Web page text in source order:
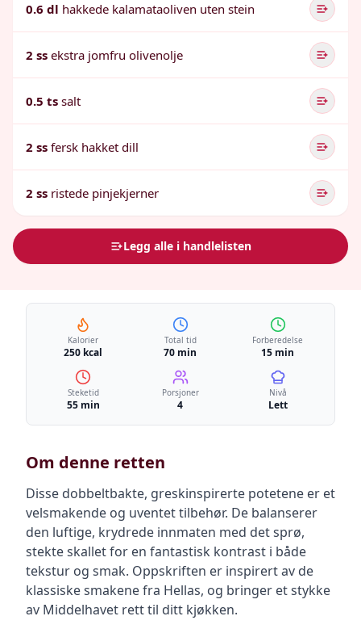
0.6 dl hakkede kalamataoliven uten stein
2 ss ekstra jomfru olivenolje
0.5 ts salt
2 ss fersk hakket dill
2 ss ristede pinjekjerner
Legg alle i handlelisten
Kalorier
250 kcal
Total tid
70 min
Forberedelse
15 min
Steketid
55 min
Porsjoner
4
Nivå
Lett
Om denne retten
Disse dobbeltbakte, greskinspirerte potetene er et
velsmakende og uventet tilbehør. De balanserer
den luftige, krydrede innmaten med det sprø,
stekte skallet for en fantastisk kontrast i både
tekstur og smak. Oppskriften er inspirert av de
klassiske smakene fra Hellas, og bringer et stykke
av Middelhavet rett til ditt kjøkken.